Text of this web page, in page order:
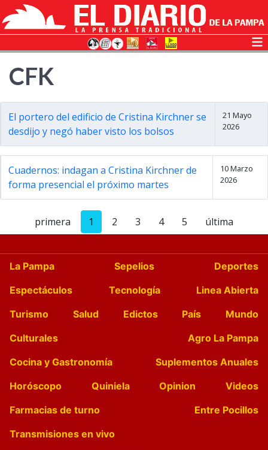
CFK
El portero del edificio de Cristina Kirchner se
desdijo y negó haber visto los bolsos
21 Mayo
2026
Cuadernos: indagan a Cristina Kirchner de
forma presencial el próximo martes
10 Marzo
2026
primera 1 2 3 4 5 última
La Pampa Sepelios
Deportes
Espectáculos
Tecnología
Linea Abierta
Turismo
Salud Edictos País
Mundo
Culturales
Agro La Pampa
Cocina y Gastronomía
Suplementos Anuales
Horóscopo
Quiniela Opinion
Videos
Farmacias de turno
Entre Pocillos
Transmisiones en vivo